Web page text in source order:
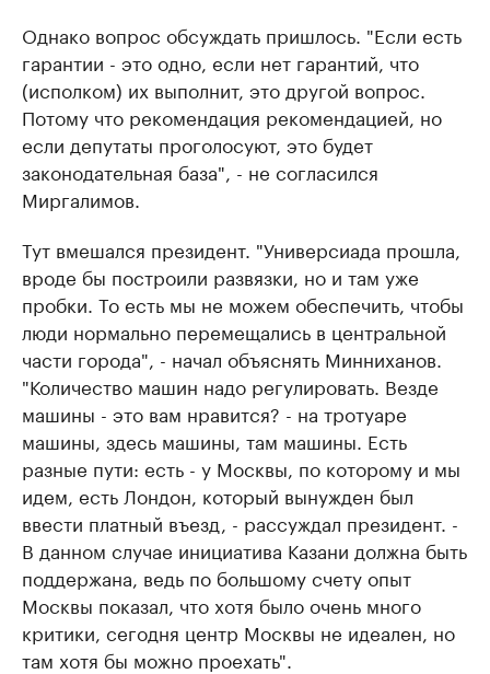
Однако вопрос обсуждать пришлось. "Если есть
гарантии - это одно, если нет гарантий, что
(исполком) их выполнит, это другой вопрос.
Потому что рекомендация рекомендацией, но
если депутаты проголосуют, это будет
законодательная база", - не согласился
Миргалимов.
Тут вмешался президент. "Универсиада прошла,
вроде бы построили развязки, но и там уже
пробки. То есть мы не можем обеспечить, чтобы
люди нормально перемещались в центральной
части города", - начал объяснять Минниханов.
"Количество машин надо регулировать. Везде
машины - это вам нравится? - на тротуаре
машины, здесь машины, там машины. Есть
разные пути: есть - у Москвы, по которому и мы
идем, есть Лондон, который вынужден был
ввести платный въезд, - рассуждал президент. -
В данном случае инициатива Казани должна быть
поддержана, ведь по большому счету опыт
Москвы показал, что хотя было очень много
критики, сегодня центр Москвы не идеален, но
там хотя бы можно проехать".